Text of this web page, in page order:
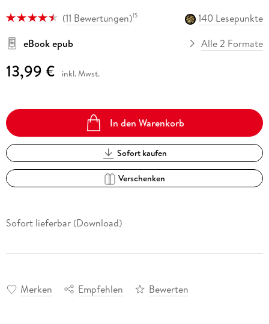
(11 Bewertungen)15
140 Lesepunkte
eBook epub
Alle 2 Formate
13,99 € inkl. Mwst.
In den Warenkorb
Sofort kaufen
Verschenken
Sofort lieferbar (Download)
Merken Empfehlen Bewerten